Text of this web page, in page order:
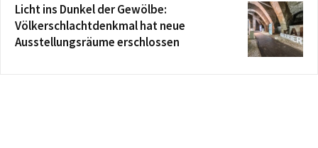
Licht ins Dunkel der Gewölbe:
Völkerschlachtdenkmal hat neue
Ausstellungsräume erschlossen